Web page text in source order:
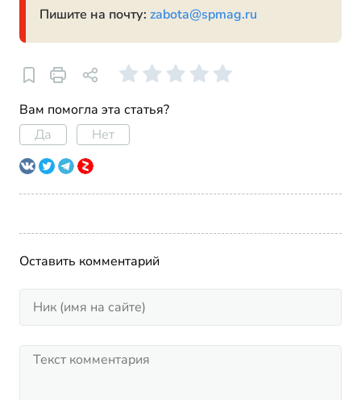
Пишите на почту: zabota@spmag.ru
Вам помогла эта статья?
Да
Нет
Оставить комментарий